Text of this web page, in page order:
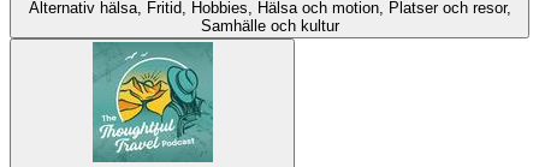
Alternativ hälsa, Fritid, Hobbies, Hälsa och motion, Platser och resor,
Samhälle och kultur